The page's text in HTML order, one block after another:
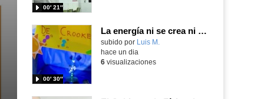
00′ 21″
La energía ni se crea ni se destruye... ¡se experimenta! El Tierno en la Feria Madrid es Ciencia 2026
Contenido educativo.
subido por Luis M.
00′ 30″
hace un dia
6visualizaciones